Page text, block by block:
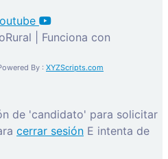
| Funciona con
By : XYZScripts.com
de 'candidato' para solicitar
cerrar sesión E intenta de